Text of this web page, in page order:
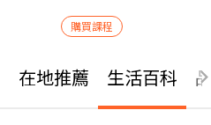
購買課程
在地推薦 生活百科